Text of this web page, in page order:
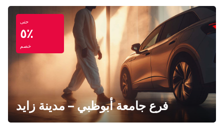
حتى
٥٪
خصم
فرع جامعة أبوظبي – مدينة زايد